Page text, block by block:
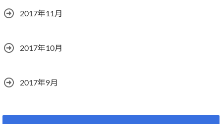
2017年11月
2017年10月
2017年9月